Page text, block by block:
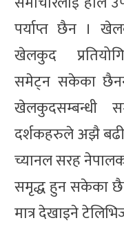
पर्याप्त छैन ।
खेलकुद
समेट्न सकेका छैनन्
खेलकुदसम्बन्धी
दर्शकहरुले अझै बढी
च्यानल सरह
समृद्ध हुन सकेका
मात्र देखाइने